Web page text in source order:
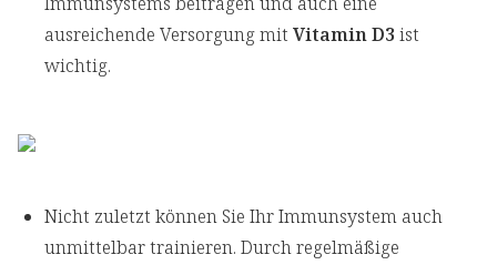
ausreichende Versorgung mit Vitamin D3 ist
wichtig.
Nicht zuletzt können Sie Ihr Immunsystem auch
unmittelbar trainieren. Durch regelmäßige